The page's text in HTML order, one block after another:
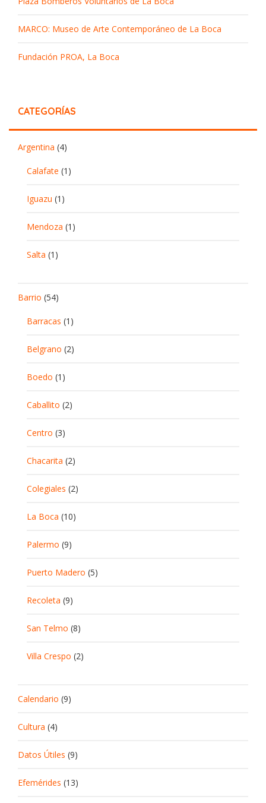
MARCO: Museo de Arte Contemporáneo de La Boca
Fundación PROA, La Boca
CATEGORÍAS
Argentina (4)
Calafate (1)
Iguazu (1)
Mendoza (1)
Salta (1)
Barrio (54)
Barracas (1)
Belgrano (2)
Boedo (1)
Caballito (2)
Centro (3)
Chacarita (2)
Colegiales (2)
La Boca (10)
Palermo (9)
Puerto Madero (5)
Recoleta (9)
San Telmo (8)
Villa Crespo (2)
Calendario (9)
Cultura (4)
Datos Útiles (9)
Efemérides (13)